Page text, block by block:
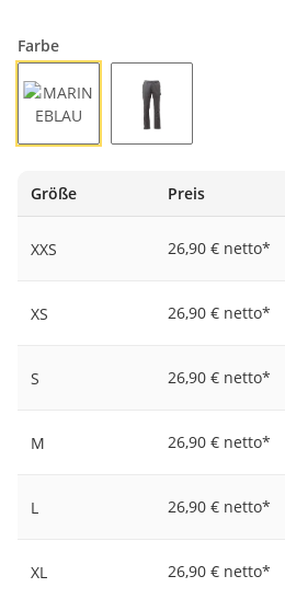
Farbe
Größe
Preis
XXS 26,90 € netto*
XS 26,90 € netto*
S 26,90 € netto*
M 26,90 € netto*
L 26,90 € netto*
XL 26,90 € netto*